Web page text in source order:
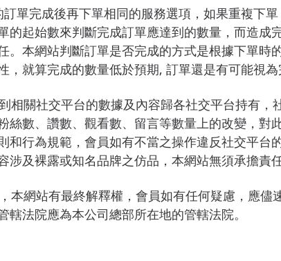
單完成後再下單相同的服務選項，如果重複下
的起始數來判斷完成訂單應達到的數量，而造
。本網站判斷訂單是否完成的方式是根據下單
，就算完成的數量低於預期, 訂單還是有可能視為
相關社交平台的數據及內容歸各社交平台持有
絲數、讚數、觀看數、留言等數量上的改變，對
和行為規範，會員如有不當之操作違反社交平台
涉及裸露或知名品牌之仿品，本網站無須承擔責
本網站有最終解釋權，會員如有任何疑慮，應
法院應為本公司總部所在地的管轄法院。